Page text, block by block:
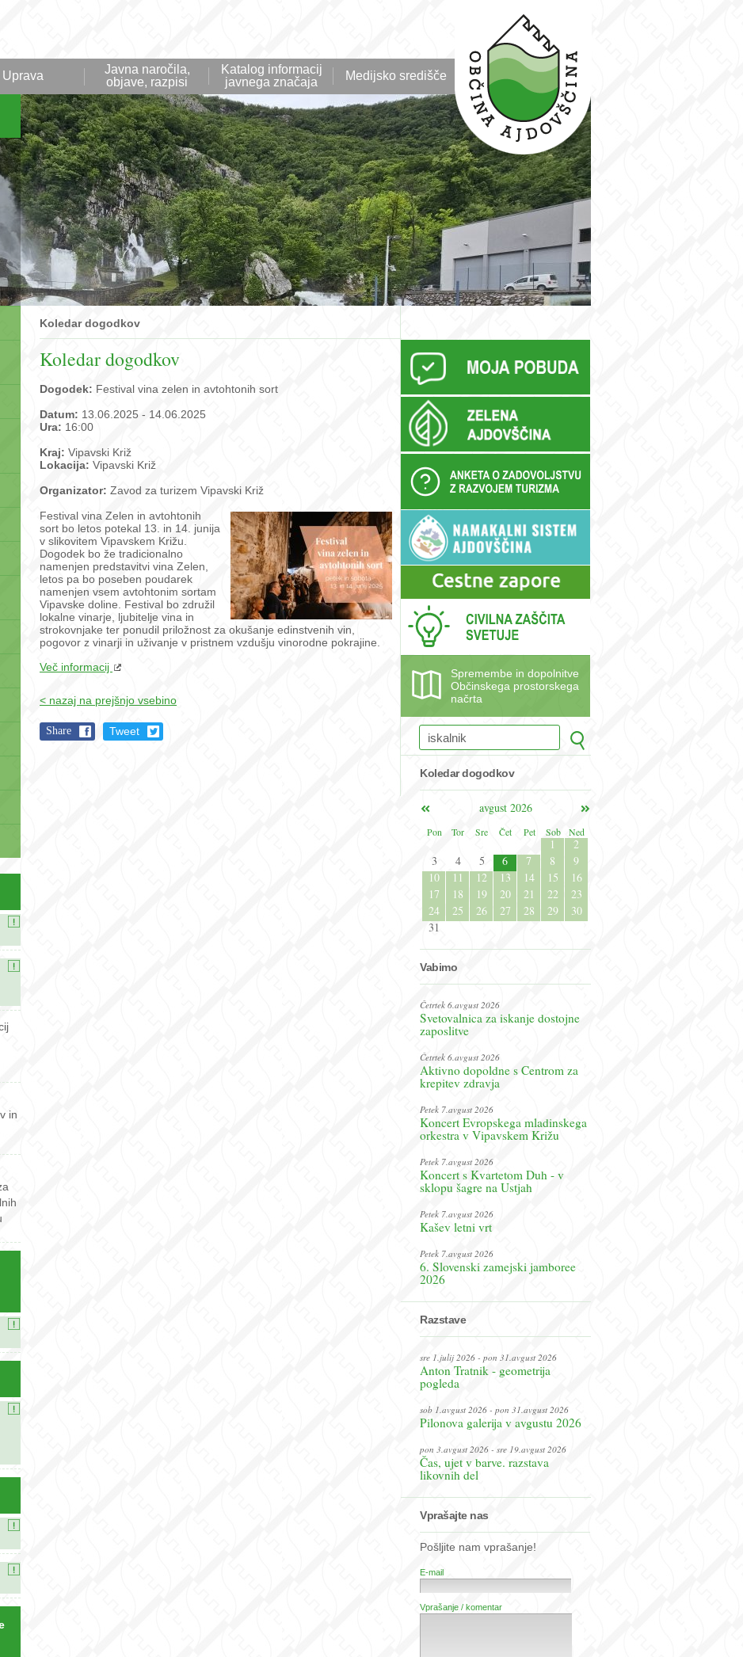
Uprava
Javna naročila,
objave, razpisi
Katalog informacij
javnega značaja
Medijsko središče
in
Koledar dogodkov
Koledar dogodkov
Dogodek: Festival vina zelen in avtohtonih sort
Datum: 13.06.2025 - 14.06.2025
Ura: 16:00
Kraj: Vipavski Križ
Lokacija: Vipavski Križ
Organizator: Zavod za turizem Vipavski Križ
Festival vina Zelen in avtohtonih
sort bo letos potekal 13. in 14. junija
v slikovitem Vipavskem Križu.
Dogodek bo že tradicionalno
namenjen predstavitvi vina Zelen,
letos pa bo poseben poudarek
namenjen vsem avtohtonim sortam
Vipavske doline. Festival bo združil
lokalne vinarje, ljubitelje vina in
strokovnjake ter ponudil priložnost za okušanje edinstvenih vin,
pogovor z vinarji in uživanje v pristnem vzdušju vinorodne pokrajine.
Več informacij
< nazaj na prejšnjo vsebino
Share Tweet
Spremembe in dopolnitve
Občinskega prostorskega
načrta
Koledar dogodkov
avgust 2026
Pon
Tor Sre Čet Pet Sob Ned
1
2
3
4 5 6 7 8
9
10
11 12 13 14 15
16
17
18 19 20 21 22
23
24
25 26 27 28 29
30
31
Vabimo
Četrtek 6.avgust 2026
Svetovalnica za iskanje dostojne
zaposlitve
Četrtek 6.avgust 2026
Aktivno dopoldne s Centrom za
krepitev zdravja
Petek 7.avgust 2026
Koncert Evropskega mladinskega
orkestra v Vipavskem Križu
Petek 7.avgust 2026
Koncert s Kvartetom Duh - v
sklopu šagre na Ustjah
Petek 7.avgust 2026
Kašev letni vrt
Petek 7.avgust 2026
6. Slovenski zamejski jamboree
2026
Razstave
sre 1.julij 2026 - pon 31.avgust 2026
Anton Tratnik - geometrija
pogleda
sob 1.avgust 2026 - pon 31.avgust 2026
Pilonova galerija v avgustu 2026
pon 3.avgust 2026 - sre 19.avgust 2026
Čas, ujet v barve. razstava
likovnih del
Vprašajte nas
Pošljite nam vprašanje!
E-mail
Vprašanje / komentar